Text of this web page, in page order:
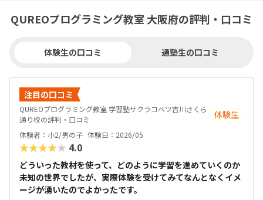
QUREOプログラミング教室 大阪府の評判・口コミ
体験生の口コミ 通塾生の口コミ
注目の口コミ
QUREOプログラミング教室 学習塾サクラコベツ吉川さくら
通り校の評判・口コミ
体験生
体験者：小2/男の子 体験日：2026/05
★★★★★ 4.0
どういった教材を使って、どのように学習を進めていくのか
未知の世界でしたが、実際体験を受けてみてなんとなくイメ
ージが湧いたのでよかったです。